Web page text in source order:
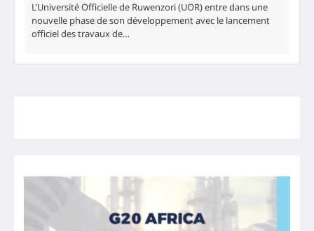
L’Université Officielle de Ruwenzori (UOR) entre dans une
nouvelle phase de son développement avec le lancement
officiel des travaux de…